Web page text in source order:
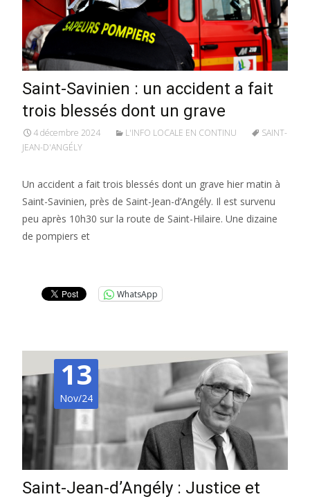
Saint-Savinien : un accident a fait
trois blessés dont un grave
4 décembre 2024 L'INFO LOCALE EN CONTINU
SAINT-
JEAN-D'ANGÉLY
Un accident a fait trois blessés dont un grave hier matin à
Saint-Savinien, près de Saint-Jean-d’Angély. Il est survenu
peu après 10h30 sur la route de Saint-Hilaire. Une dizaine
de pompiers et
WhatsApp
13
Nov/24
Saint-Jean-d’Angély : Justice et